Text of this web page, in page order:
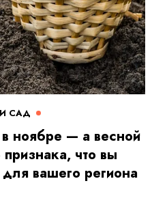
САД
ноябре — а весной
что вы
вашего региона